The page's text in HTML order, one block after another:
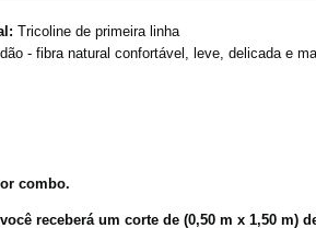
Tricoline de primeira linha
- fibra natural confortável, leve, delicada e
combo.
receberá um corte de (0,50 m x 1,50 m)